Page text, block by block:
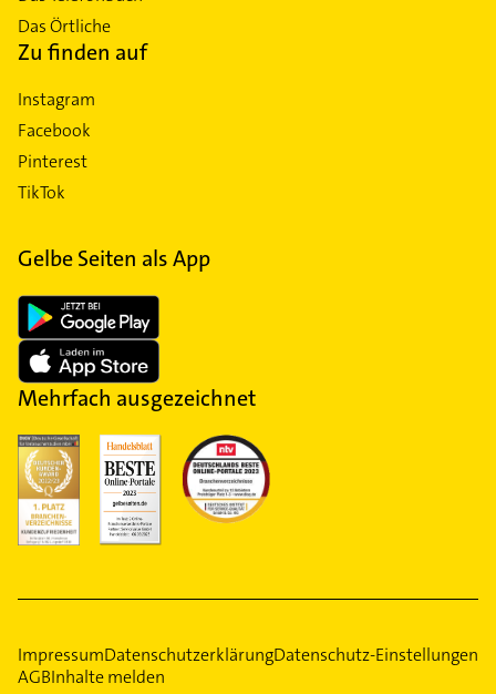
Das Örtliche
Zu finden auf
Instagram
Facebook
Pinterest
TikTok
Gelbe Seiten als App
Mehrfach ausgezeichnet
ImpressumDatenschutzerklärungDatenschutz-Einstellungen
AGBInhalte melden